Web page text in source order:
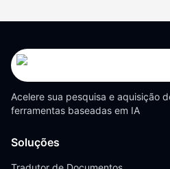
Acelere sua pesquisa e aquisição
ferramentas baseadas em IA
Soluções